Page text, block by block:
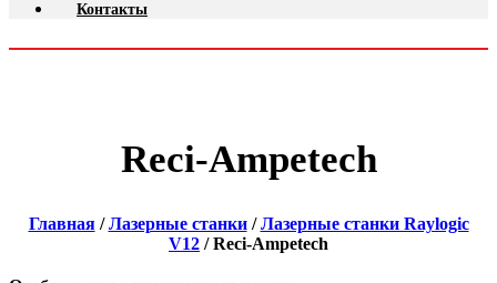
Контакты
Reci-Ampetech
Главная/Лазерные станки/Лазерные станки Raylogic
V12 / Reci-Ampetech